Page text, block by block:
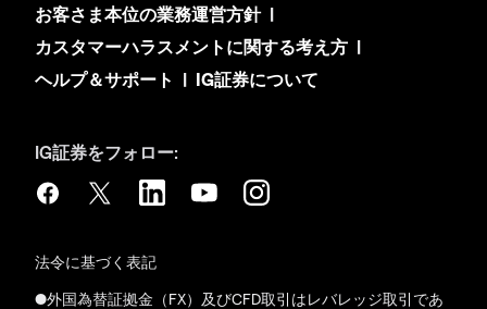
お客さま本位の業務運営方針|
カスタマーハラスメントに関する考え方 |
ヘルプ＆サポート
| IG証券について
IG証券をフォロー:
法令に基づく表記
●外国為替証拠金（FX）及びCFD取引はレバレッジ取引であ